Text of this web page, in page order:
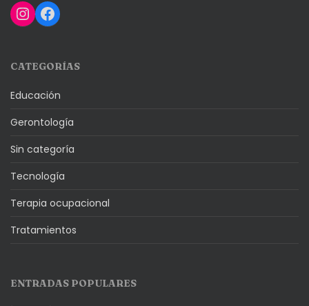
Instagram
Facebook
CATEGORÍAS
Educación
Gerontología
Sin categoría
Tecnología
Terapia ocupacional
Tratamientos
ENTRADAS POPULARES